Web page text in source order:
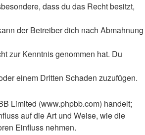
dass du das Recht besitzt,
der Betreiber dich nach Abmahnung
zur Kenntnis genommen hat. Du
einem Dritten Schaden zuzufügen.
Limited (www.phpbb.com) handelt;
auf die Art und Weise, wie die
Einfluss nehmen.